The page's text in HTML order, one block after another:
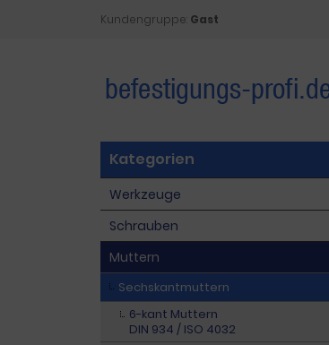
Kundengruppe: Gast
Kategorien
Werkzeuge
Schrauben
Muttern
Sechskantmuttern
6-kant Muttern
DIN 934 / ISO 4032